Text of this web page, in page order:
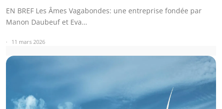
EN BREF Les Âmes Vagabondes: une entreprise fondée par
Manon Daubeuf et Eva…
11 mars 2026